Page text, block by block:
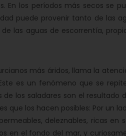
los períodos más secos se
puede provenir tanto de las
las aguas de escorrentía,
más áridos, llama la
es un fenómeno que se
de los saladares son el resultado
los hacen posibles: Por un
deleznables, ricas en
en el fondo del mar, y